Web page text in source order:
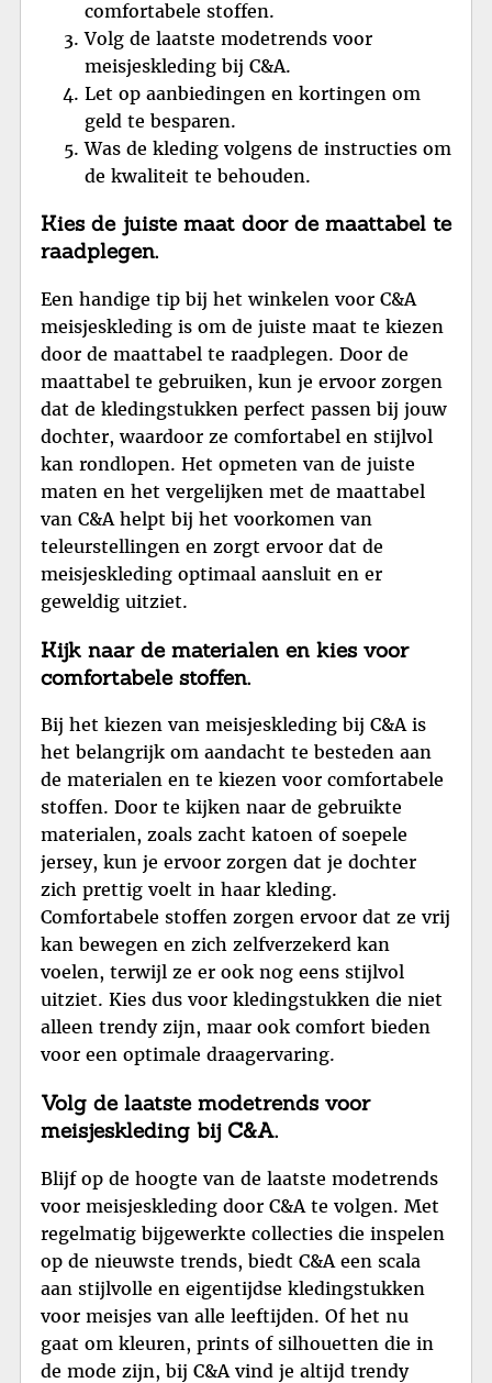
comfortabele stoffen.
Volg de laatste modetrends voor
meisjeskleding bij C&A.
Let op aanbiedingen en kortingen om
geld te besparen.
Was de kleding volgens de instructies om
de kwaliteit te behouden.
Kies de juiste maat door de maattabel te
raadplegen.
Een handige tip bij het winkelen voor C&A
meisjeskleding is om de juiste maat te kiezen
door de maattabel te raadplegen. Door de
maattabel te gebruiken, kun je ervoor zorgen
dat de kledingstukken perfect passen bij jouw
dochter, waardoor ze comfortabel en stijlvol
kan rondlopen. Het opmeten van de juiste
maten en het vergelijken met de maattabel
van C&A helpt bij het voorkomen van
teleurstellingen en zorgt ervoor dat de
meisjeskleding optimaal aansluit en er
geweldig uitziet.
Kijk naar de materialen en kies voor
comfortabele stoffen.
Bij het kiezen van meisjeskleding bij C&A is
het belangrijk om aandacht te besteden aan
de materialen en te kiezen voor comfortabele
stoffen. Door te kijken naar de gebruikte
materialen, zoals zacht katoen of soepele
jersey, kun je ervoor zorgen dat je dochter
zich prettig voelt in haar kleding.
Comfortabele stoffen zorgen ervoor dat ze vrij
kan bewegen en zich zelfverzekerd kan
voelen, terwijl ze er ook nog eens stijlvol
uitziet. Kies dus voor kledingstukken die niet
alleen trendy zijn, maar ook comfort bieden
voor een optimale draagervaring.
Volg de laatste modetrends voor
meisjeskleding bij C&A.
Blijf op de hoogte van de laatste modetrends
voor meisjeskleding door C&A te volgen. Met
regelmatig bijgewerkte collecties die inspelen
op de nieuwste trends, biedt C&A een scala
aan stijlvolle en eigentijdse kledingstukken
voor meisjes van alle leeftijden. Of het nu
gaat om kleuren, prints of silhouetten die in
de mode zijn, bij C&A vind je altijd trendy